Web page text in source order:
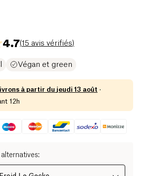
4.7(15 avis vérifiés)
Végan et green
à partir du jeudi 13 août ·
12h
: